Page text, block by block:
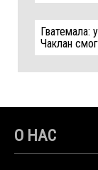
Гватемала:
Чаклан
О НАС